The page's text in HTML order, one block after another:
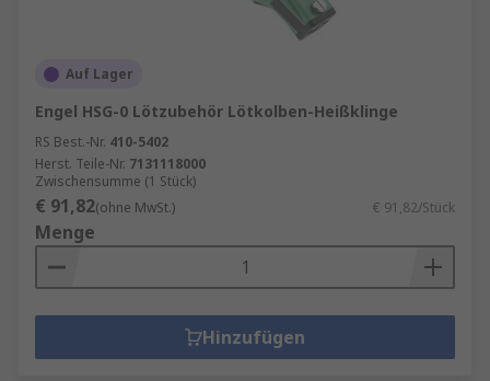
Auf Lager
Engel HSG-0 Lötzubehör Lötkolben-Heißklinge
RS Best.-Nr. 410-5402
Herst. Teile-Nr. 7131118000
Zwischensumme (1 Stück)
€ 91,82(ohne MwSt.) € 91,82/Stück
Menge
Hinzufügen